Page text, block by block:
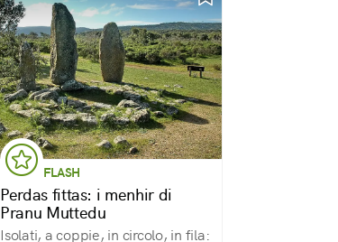
FLASH
Perdas fittas: i menhir di
Pranu Muttedu
Isolati, a coppie, in circolo, in fila: